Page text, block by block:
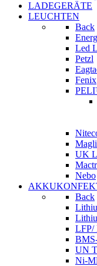
LADEGERÄTE
LEUCHTEN
Back
Led
Petzl
Fenix
UK
Nebo
Back
LFP/
UN
Ni-